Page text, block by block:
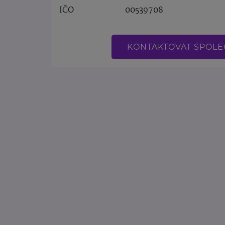
IČO
00539708
KONTAKTOVAT